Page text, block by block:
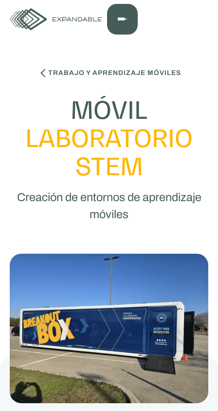
TRABAJO Y APRENDIZAJE MÓVILES
MÓVIL
LABORATORIO
STEM
Creación de entornos de aprendizaje
móviles